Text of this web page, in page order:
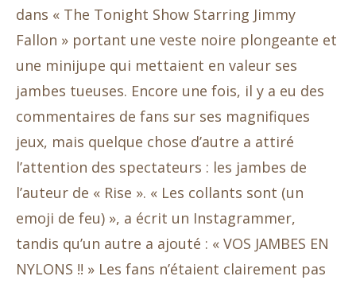
dans « The Tonight Show Starring Jimmy
Fallon » portant une veste noire plongeante et
une minijupe qui mettaient en valeur ses
jambes tueuses. Encore une fois, il y a eu des
commentaires de fans sur ses magnifiques
jeux, mais quelque chose d’autre a attiré
l’attention des spectateurs : les jambes de
l’auteur de « Rise ». « Les collants sont (un
emoji de feu) », a écrit un Instagrammer,
tandis qu’un autre a ajouté : « VOS JAMBES EN
NYLONS !! » Les fans n’étaient clairement pas